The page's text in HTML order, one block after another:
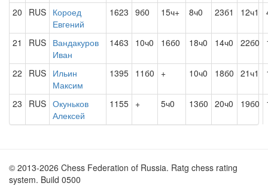
20 RUS Короед
Евгений
1623 9б0 15ч+ 8ч0 23б1 12ч1
21 RUS Вандакуров
Иван
1463 10ч0 16б0 18ч0 14ч0 22б0
22 RUS Ильин
Максим
1395 11б0 + 10ч0 18б0 21ч1
23 RUS Окуньков
Алексей
1155 + 5ч0 13б0 20ч0 19б0
© 2013-2026 Chess Federation of Russia. Ratg chess rating
system. Build 0500